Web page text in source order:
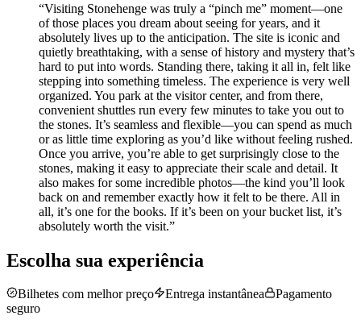
“Visiting Stonehenge was truly a “pinch me” moment—one
of those places you dream about seeing for years, and it
absolutely lives up to the anticipation. The site is iconic and
quietly breathtaking, with a sense of history and mystery that’s
hard to put into words. Standing there, taking it all in, felt like
stepping into something timeless. The experience is very well
organized. You park at the visitor center, and from there,
convenient shuttles run every few minutes to take you out to
the stones. It’s seamless and flexible—you can spend as much
or as little time exploring as you’d like without feeling rushed.
Once you arrive, you’re able to get surprisingly close to the
stones, making it easy to appreciate their scale and detail. It
also makes for some incredible photos—the kind you’ll look
back on and remember exactly how it felt to be there. All in
all, it’s one for the books. If it’s been on your bucket list, it’s
absolutely worth the visit.”
Escolha sua experiência
Bilhetes com melhor preço Entrega instantânea
Pagamento
seguro